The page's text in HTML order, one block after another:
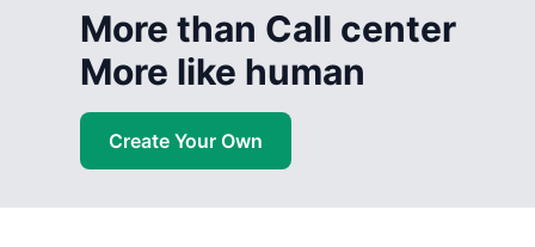
More than Call center
More like human
Create Your Own